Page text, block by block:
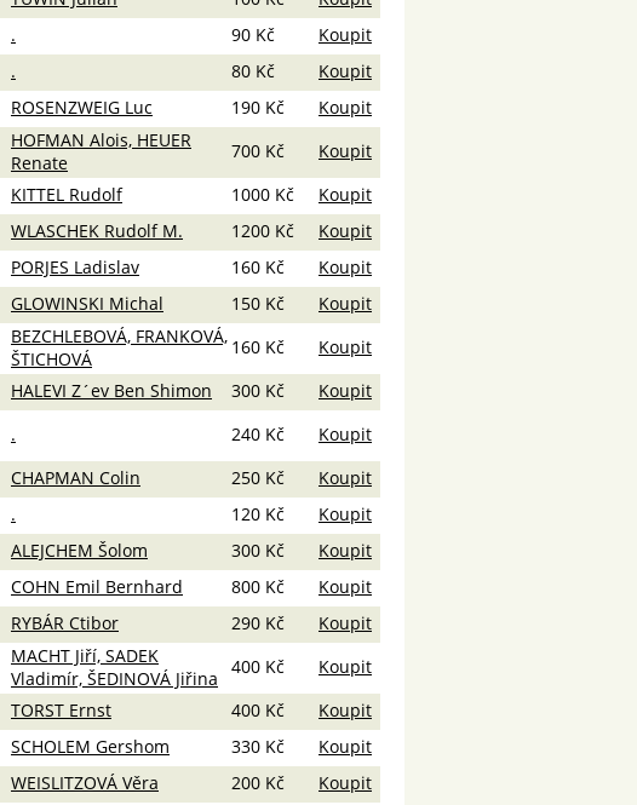
. 90 Kč
Koupit
. 80 Kč
Koupit
ROSENZWEIG Luc 190 Kč
Koupit
HOFMAN Alois, HEUER
Renate
700 Kč
Koupit
KITTEL Rudolf 1000 Kč
Koupit
WLASCHEK Rudolf M. 1200 Kč
Koupit
PORJES Ladislav 160 Kč
Koupit
GLOWINSKI Michal 150 Kč
Koupit
BEZCHLEBOVÁ, FRANKOVÁ,
ŠTICHOVÁ
160 Kč
Koupit
HALEVI Z´ev Ben Shimon 300 Kč
Koupit
. 240 Kč
Koupit
CHAPMAN Colin 250 Kč
Koupit
. 120 Kč
Koupit
ALEJCHEM Šolom 300 Kč
Koupit
COHN Emil Bernhard 800 Kč
Koupit
RYBÁR Ctibor 290 Kč
Koupit
MACHT Jiří, SADEK
Vladimír, ŠEDINOVÁ Jiřina
400 Kč
Koupit
TORST Ernst 400 Kč
Koupit
SCHOLEM Gershom 330 Kč
Koupit
WEISLITZOVÁ Věra 200 Kč
Koupit